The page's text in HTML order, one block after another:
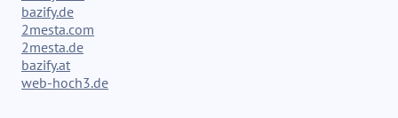
bazify.de
2mesta.com
2mesta.de
bazify.at
web-hoch3.de